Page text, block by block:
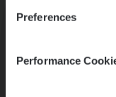
Preferences
Performance